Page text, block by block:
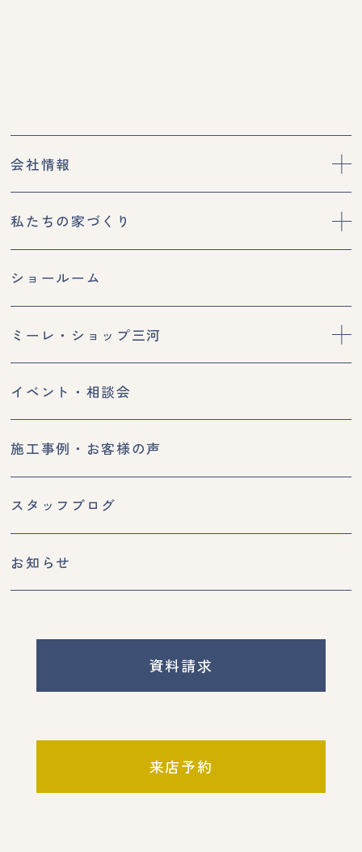
会社情報
私たちの家づくり
ショールーム
ミーレ・ショップ三河
イベント・相談会
施工事例・お客様の声
スタッフブログ
お知らせ
資料請求
来店予約